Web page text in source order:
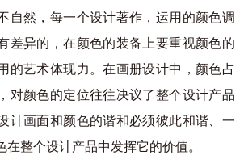
自然，每一个设计著作，运用的颜色调
差异的，在颜色的装备上要重视颜色的
的艺术体现力。在画册设计中，颜色占
对颜色的定位往往决议了整个设计产品
计画面和颜色的谐和必须彼此和谐、一
在整个设计产品中发挥它的价值。